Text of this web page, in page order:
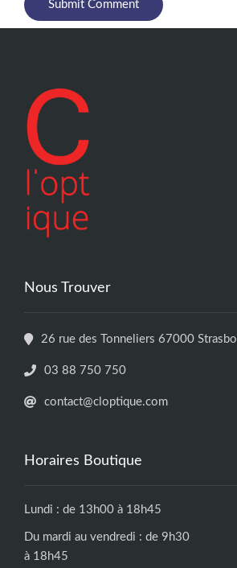
Nous Trouver
26 rue des Tonneliers 67000
03 88 750 750
contact@cloptique.com
Horaires Boutique
Lundi : de 13h00 à 18h45
Du mardi au vendredi : de 9h30
à 18h45